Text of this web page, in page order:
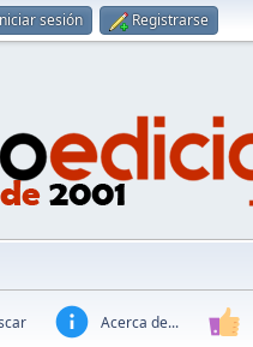
sesión Registrarse
Acerca de...